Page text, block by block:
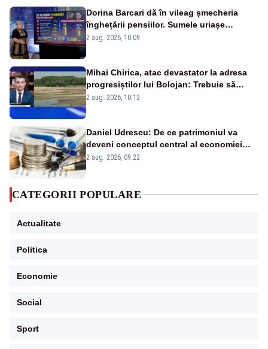
Dorina Barcari dă în vileag șmecheria
înghețării pensiilor. Sumele uriașe
pierdute de fiecare român
2 aug. 2026, 10:09
Mihai Chirica, atac devastator la adresa
progresiștilor lui Bolojan: Trebuie să
protejăm și natura, dar nu șținem omaneii
2 aug. 2026, 10:12
Daniel Udrescu: De ce patrimoniul va
deveni conceptul central al economiei
viitoare?
2 aug. 2026, 09:22
CATEGORII POPULARE
Actualitate
Politica
Economie
Social
Sport